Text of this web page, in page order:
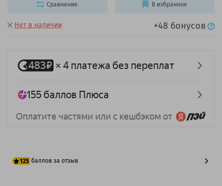
Нет в наличии +48 бонусов
125 баллов за отзыв
Сравнение В избранное